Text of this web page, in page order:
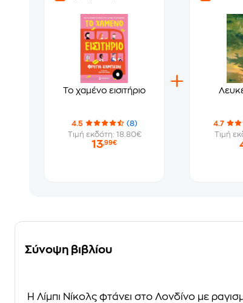
Το χαμένο εισιτήριο
4.5
(8)
Τιμή εκδότη: 18.80€
13,99€
4.7
Τιμή
Σύνοψη βιβλίου
Η Λίμπι Νίκολς φτάνει στο Λονδίνο με